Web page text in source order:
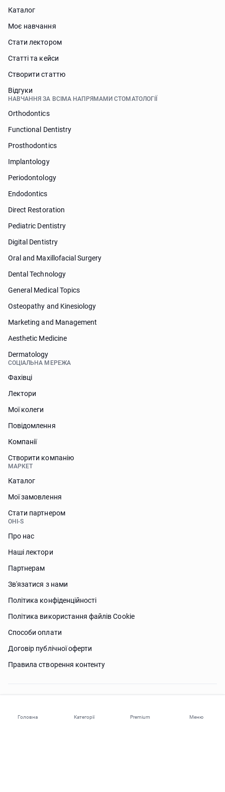
Головна Категорії Premium Меню
Каталог
Моє навчання
Стати лектором
Статті та кейси
Створити статтю
Відгуки
НАВЧАННЯ ЗА ВСІМА НАПРЯМАМИ СТОМАТОЛОГІЇ
Orthodontics
Functional Dentistry
Prosthodontics
Implantology
Periodontology
Endodontics
Direct Restoration
Pediatric Dentistry
Digital Dentistry
Oral and Maxillofacial Surgery
Dental Technology
General Medical Topics
Osteopathy and Kinesiology
Marketing and Management
Aesthetic Medicine
Dermatology
СОЦІАЛЬНА МЕРЕЖА
Фахівці
Лектори
Мої колеги
Повідомлення
Компанії
Створити компанію
МАРКЕТ
Каталог
Мої замовлення
Стати партнером
OHI-S
Про нас
Наші лектори
Партнерам
Зв'язатися з нами
Політика конфіденційності
Політика використання файлів Сookie
Способи оплати
Договір публічної оферти
Правила створення контенту
Потрібна допомога?